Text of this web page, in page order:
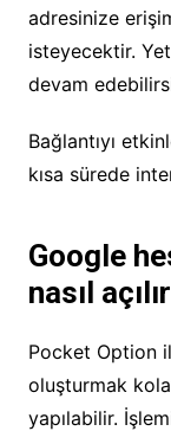
adresinize
isteyecektir.
devam
Bağlantıyı
kısa sürede
Google
nasıl
Pocket Option
oluşturmak
yapılabilir.